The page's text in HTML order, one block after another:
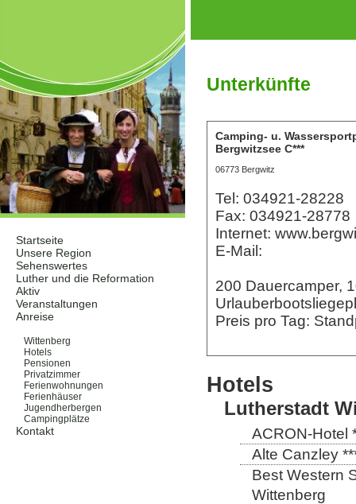
Startseite
Unsere Region
Sehenswertes
Luther und die Reformation
Aktiv
Veranstaltungen
Anreise
Wittenberg
Hotels
Pensionen
Privatzimmer
Ferienwohnungen
Ferienhäuser
Jugendherbergen
Campingplätze
Kontakt
Unterkünfte
Camping- u.
Bergwitzsee C***
06773 Bergwitz
Tel: 034921-28228
Fax: 034921-28778
Internet:
E-Mail:
200 Dauercamper,
Preis pro Tag:
Hotels
Lutherstadt
ACRON-Hotel
Alte Canzley
Best Western
Wittenberg